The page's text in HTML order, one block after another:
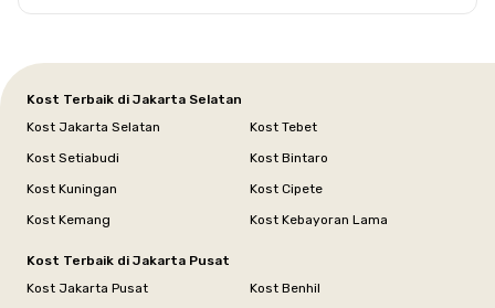
Kost Terbaik di Jakarta Selatan
Kost Jakarta Selatan
Kost Tebet
Kost Setiabudi
Kost Bintaro
Kost Kuningan
Kost Cipete
Kost Kemang
Kost Kebayoran Lama
Kost Terbaik di Jakarta Pusat
Kost Jakarta Pusat
Kost Benhil